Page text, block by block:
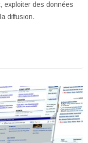
exploiter des données
diffusion.